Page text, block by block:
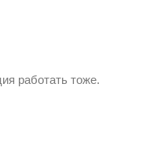
работать тоже.